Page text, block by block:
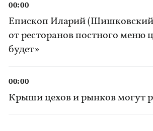
Епископ Иларий
от ресторанов постного меню
будет»
00:00
Крыши цехов и рынков могут
00:00